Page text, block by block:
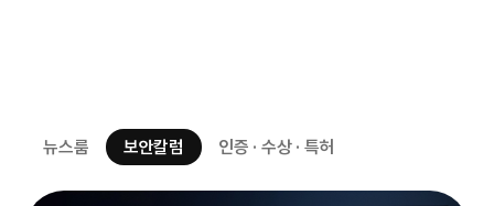
뉴스룸 보안칼럼 인증 · 수상 · 특허